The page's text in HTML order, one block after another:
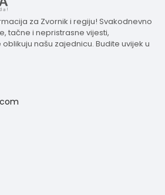
za Zvornik i regiju! Svakodnevno
tačne i nepristrasne vijesti,
našu zajednicu. Budite uvijek u